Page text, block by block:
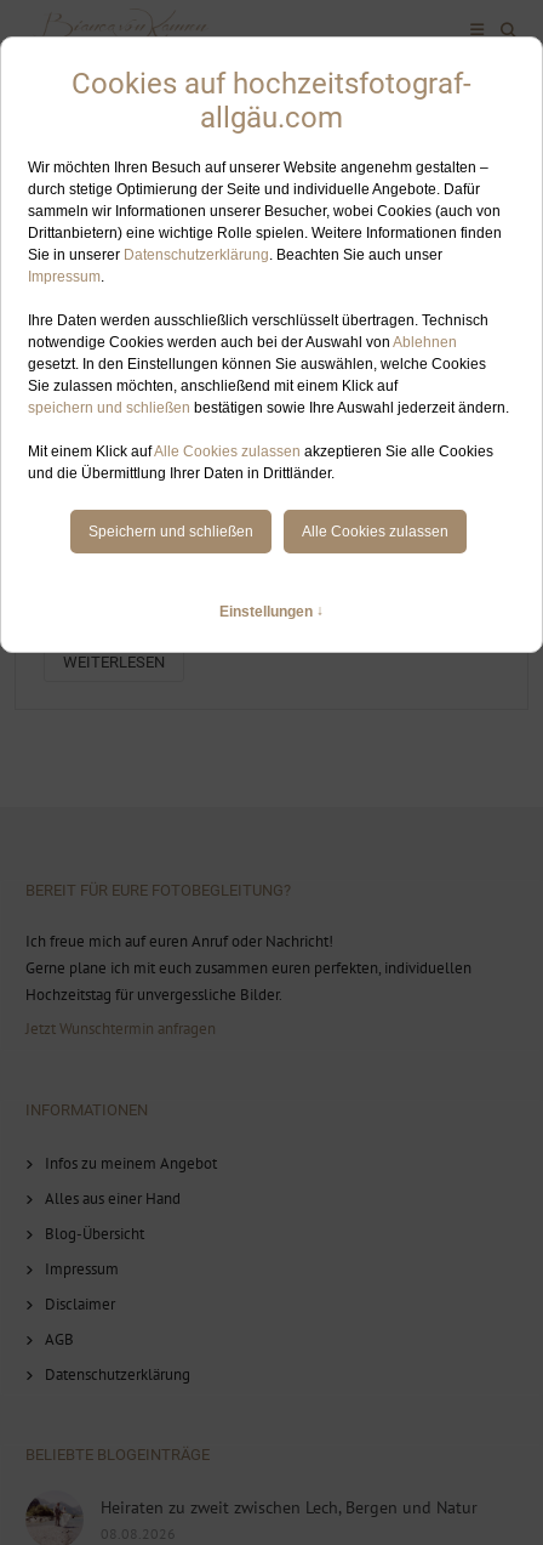
ALLES ZUM SCHLAGWORT: OFTERSCHWANGER HORN
OKT
HEIRATEN ZU ZWEIT IN OFTERSCHWANG UND AUF DEM
Gleichgeschlechtliche Hochzeit zu zweit im Allgäu
WEITERLESEN
BEREIT FÜR EURE FOTOBEGLEITUNG?
Ich freue mich auf euren Anruf oder Nachricht!
Gerne plane ich mit euch zusammen euren perfekten, individuellen
Hochzeitstag für unvergessliche Bilder.
Jetzt Wunschtermin anfragen
INFORMATIONEN
Infos zu meinem Angebot
Alles aus einer Hand
Blog-Übersicht
Impressum
Disclaimer
AGB
Datenschutzerklärung
BELIEBTE BLOGEINTRÄGE
Heiraten zu zweit zwischen Lech, Bergen und Natur
08.08.2026